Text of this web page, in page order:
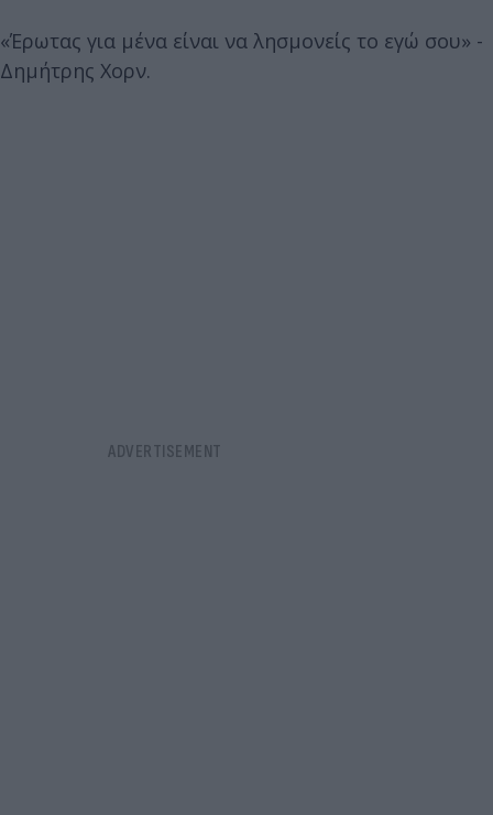
«Έρωτας για μένα είναι να λησμονείς το εγώ σου» -
Δημήτρης Χορν.